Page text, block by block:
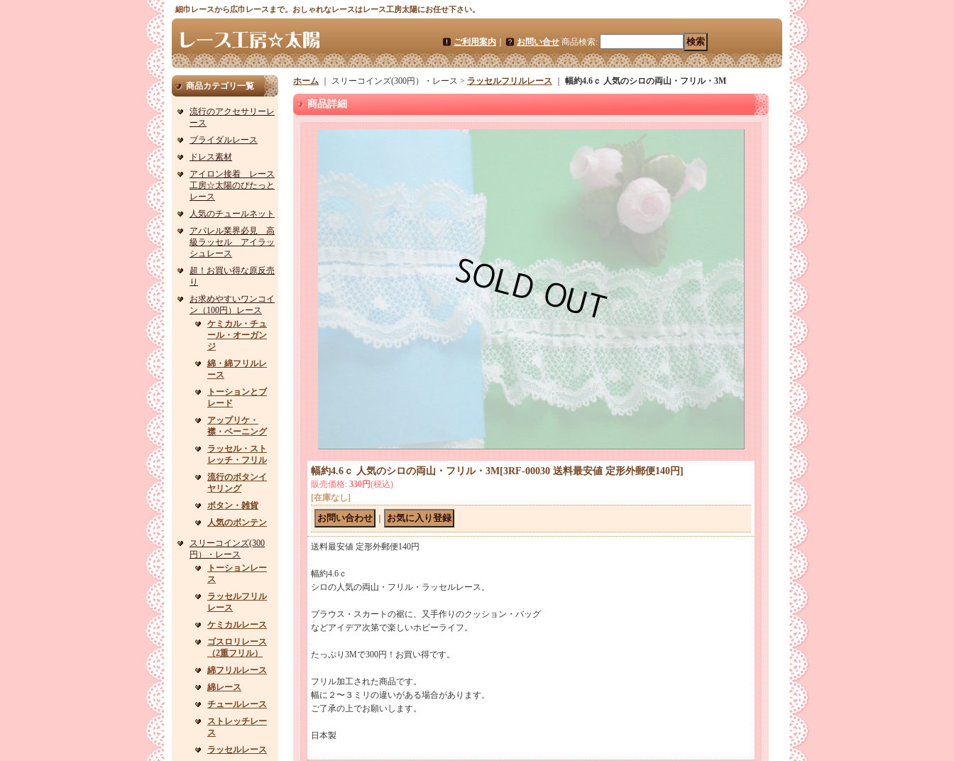
細巾レースから広巾レースまで。おしゃれなレースはレース工房太陽にお任せ下さい。
ご利用案内 お問い合せ 商品検索:
商品カテゴリ一覧
流行のアクセサリーレ
ース
ブライダルレース
ドレス素材
アイロン接着 レース
工房☆太陽のぴたっと
レース
人気のチュールネット
アパレル業界必見 高
級ラッセル アイラッ
シュレース
超！お買い得な原反売
り
お求めやすいワンコイ
ン（100円）レース
ケミカル・チュ
ール・オーガン
ジ
綿・綿フリルレ
ース
トーションとブ
レード
アップリケ・
襟・ベーニング
ラッセル・スト
レッチ・フリル
流行のボタンイ
ヤリング
ボタン・雑貨
人気のボンテン
スリーコインズ(300
円）・レース
トーションレー
ス
ラッセルフリル
レース
ケミカルレース
ゴスロリレース
（2重フリル）
綿フリルレース
綿レース
チュールレース
ストレッチレー
ス
ラッセルレース
ホーム ｜ スリーコインズ(300円）・レース > ラッセルフリルレース 幅約4.6ｃ 人気のシロの両山・フリル・3M
商品詳細
幅約4.6ｃ 人気のシロの両山・フリル・3M[3RF-00030 送料最安値 定形外郵便140円]
販売価格: 330円(税込)
[在庫なし]
送料最安値 定形外郵便140円
幅約4.6ｃ
シロの人気の両山・フリル・ラッセルレース。
ブラウス・スカートの裾に、又手作りのクッション・バッグ
などアイデア次第で楽しいホビーライフ。
たっぷり3Mで300円！お買い得です。
フリル加工された商品です。
幅に２〜３ミリの違いがある場合があります。
ご了承の上でお願いします。
日本製